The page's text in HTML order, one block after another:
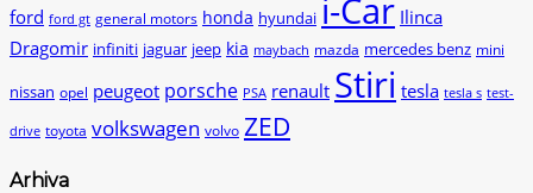
ford ford gt general motors honda hyundai i-Car Ilinca
Dragomir infiniti jaguar jeep kia maybach mazda mercedes benz mini
nissan opel peugeot porsche PSA renault Stiri tesla tesla s test-
drive toyota volkswagen volvo ZED
Arhiva